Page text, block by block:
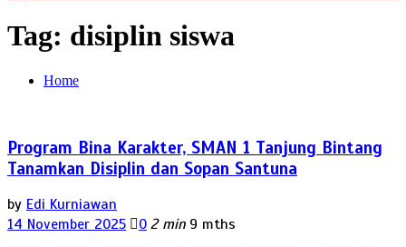
Tag: disiplin siswa
Home
Program Bina Karakter, SMAN 1 Tanjung Bintang
Tanamkan Disiplin dan Sopan Santuna
by Edi Kurniawan
14 November 2025
0 2 min 9 mths